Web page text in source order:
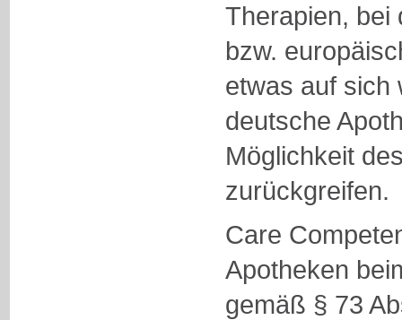
Therapien, bei
bzw.
etwas auf sich
deutsche
Möglichkeit
zurückgreifen.
Care
Apotheken
gemäß § 73